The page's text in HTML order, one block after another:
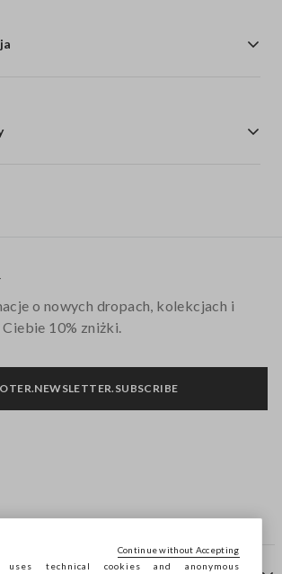
o nowych dropach, kolekcjach i
10% zniżki.
technical cookies and anonymous
Continue without Accepting